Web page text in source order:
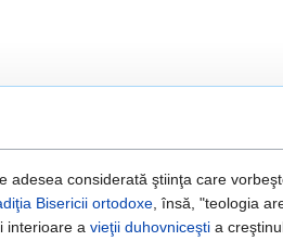
adesea considerată ştiinţa care
Bisericii ortodoxe, însă, "teologia
interioare a vieţii duhovniceşti a